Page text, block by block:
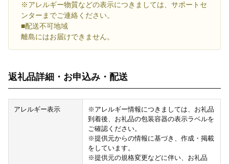
※アレルギー物質などの表示につきましては、サポートセ
ンターまでご連絡ください。
■配送不可地域
離島にはお届けできません。
返礼品詳細・お申込み・配送
アレルギー表示
※アレルギー情報につきましては、お礼品
到着後、お礼品の包装容器の表示ラベルを
ご確認ください。
※提供元からの情報に基づき、作成・掲載
をしています。
※提供元の規格変更などに伴い、お礼品